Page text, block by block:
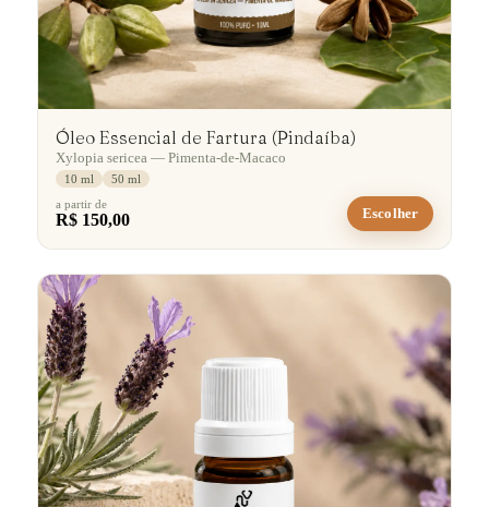
Óleo Essencial de Fartura (Pindaíba)
Xylopia sericea — Pimenta-de-Macaco
10 ml
50 ml
a partir de
R$ 150,00 Escolher